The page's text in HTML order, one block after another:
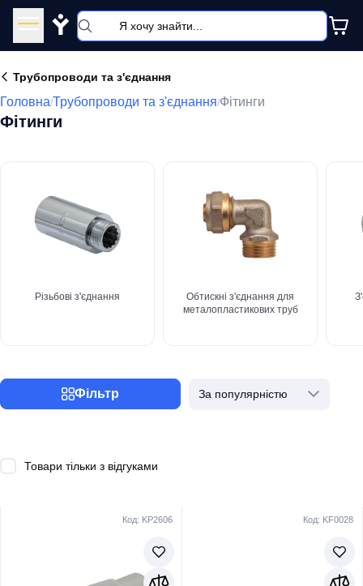
Y
Трубопроводи та з'єднання
Головна/Трубопроводи та з'єднання/Фітинги
Фітинги
Різьбові з'єднання
Обтискні з'єднання для
металопластикових труб
Фільтр За популярністю
Товари тільки з відгуками
Код: KP2606 Код: KF0028